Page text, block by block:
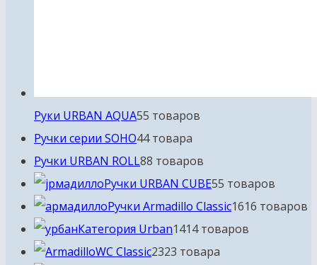
Руки URBAN AQUA55 товаров
Ручки серии SOHO44 товара
Ручки URBAN ROLL88 товаров
Ручки URBAN CUBE55 товаров
Ручки Armadillo Classic1616 товаров
Категория Urban1414 товаров
WC Classic2323 товара